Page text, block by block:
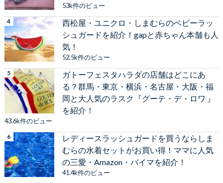
53k件のビュー
西松屋・ユニクロ・しまむらのベビーラッ
シュガードを紹介！gapと赤ちゃん本舗も人
気！
52.5k件のビュー
ガトーフェスタハラダの店舗はどこにあ
る？群馬・東京・横浜・名古屋・大阪・福
岡と大人気のラスク『グーテ・デ・ロワ 』
を紹介！
43.6k件のビュー
レディースラッシュガードを買うならしま
むらの水着セットがお買い得！ママに人気
の三愛・Amazon・バイマを紹介！
41.4k件のビュー